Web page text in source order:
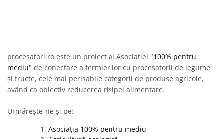
procesatori.ro este un proiect al Asociației "100% pentru
mediu" de conectare a fermierilor cu procesatorii de legume
și fructe, cele mai perisabile categorii de produse agricole,
având ca obiectiv reducerea risipei alimentare.
Urmărește-ne și pe:
Asociația 100% pentru mediu